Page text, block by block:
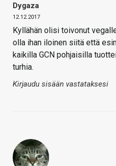
Dygaza
12.12.2017
Kyllähän olisi toivonut
olla ihan iloinen siitä että
kaikilla GCN pohjaisilla
turhia.
Kirjaudu sisään vastataksesi